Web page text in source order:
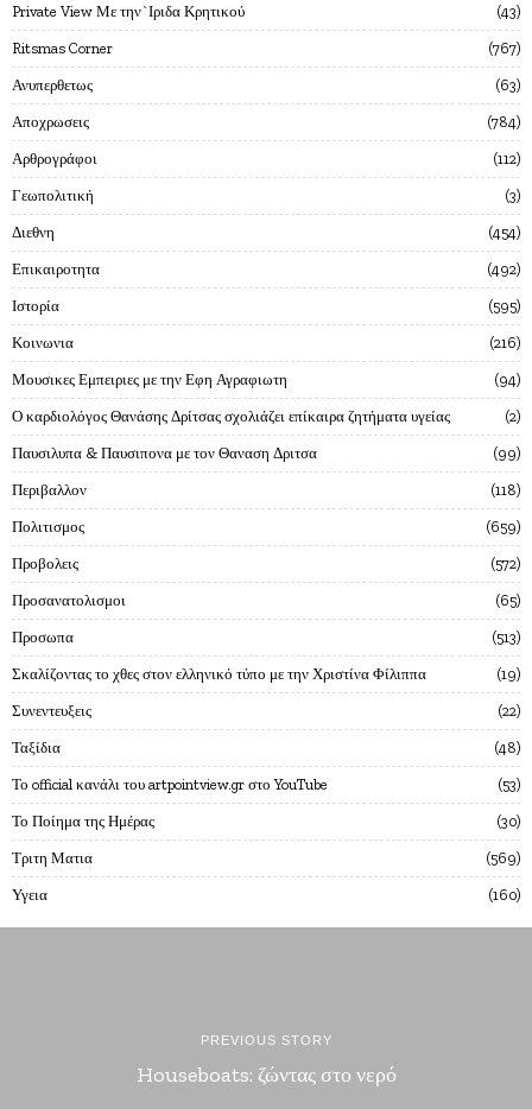
Private View Με την`Ιριδα Κρητικού 43
Ritsmas Corner 767
Ανυπερθετως 63
Αποχρωσεις 784
Αρθρογράφοι 112
Γεωπολιτική 3
Διεθνη 454
Επικαιροτητα 492
Ιστορία 595
Κοινωνια 216
Μουσικες Εμπειριες με την Εφη Αγραφιωτη 94
Ο καρδιολόγος Θανάσης Δρίτσας σχολιάζει επίκαιρα ζητήματα υγείας 2
Παυσιλυπα & Παυσιπονα με τον Θαναση Δριτσα 99
Περιβαλλον 118
Πολιτισμος 659
Προβολεις 572
Προσανατολισμοι 65
Προσωπα 513
Σκαλίζοντας το χθες στον ελληνικό τύπο με την Χριστίνα Φίλιππα 19
Συνεντευξεις 22
Ταξίδια 48
Το official κανάλι του artpointview.gr στο YouTube 53
Το Ποίημα της Ημέρας 30
Τριτη Ματια 569
Υγεια 160
PREVIOUS STORY
Houseboats: ζώντας στο νερό